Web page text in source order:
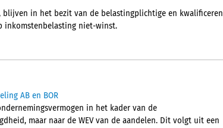
in het bezit van de belastingplichtige en kwalificeren
inkomstenbelasting niet-winst.
AB en BOR
in het kader van de
maar naar de WEV van de aandelen. Dit volgt uit een